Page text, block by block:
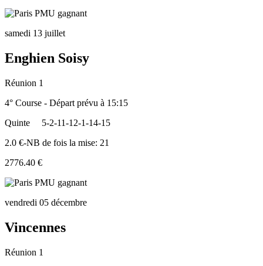
samedi 13 juillet
Enghien Soisy
Réunion 1
4° Course - Départ prévu à 15:15
Quinte
5-2-11-12-1-14-15
2.0 €-NB de fois la mise: 21
2776.40 €
vendredi 05 décembre
Vincennes
Réunion 1